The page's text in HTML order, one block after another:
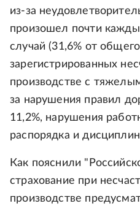
из-за
произошел почти
случай (31,6% от
зарегистрированных
производстве с
за нарушения правил
11,2%, нарушения
распорядка и
Как пояснили
страхование при
производстве